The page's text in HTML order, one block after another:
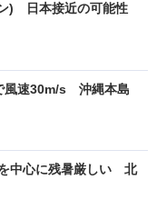
) 日本接近の可能性
風速30m/s 沖縄本島
中心に残暑厳しい 北